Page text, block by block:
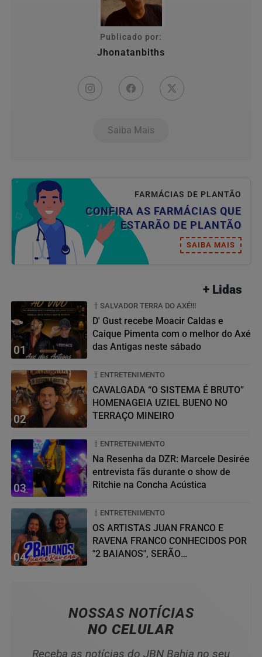
Publicado por:
Jhonatanbiths
Saiba Mais
FARMÁCIAS DE PLANTÃO
CONFIRA AS FARMÁCIAS QUE
ESTARÃO DE PLANTÃO
SAIBA MAIS
+ Lidas
01
SALVADOR TERRA DO AXÉ!!!
D' Gust recebe Moacir Caldas e
Caique Pimenta com o melhor do Axé
das Antigas neste sábado
02
ENTRETENIMENTO
CAVALGADA “O SISTEMA É BRUTO”
HOMENAGEIA UZIEL BUENO NO
TERRAÇO MINEIRO
03
ENTRETENIMENTO
Na Resenha da DZR: Marcele Desirée
entrevista fãs durante o show de
Ritchie na Concha Acústica
04
ENTRETENIMENTO
OS ARTISTAS JUAN FRANCO E
RAVENA FRANCO CONHECIDOS POR
"2 BAIANOS", SERÃO
NOSSAS NOTÍCIAS
NO CELULAR
Receba as notícias do JBN Bahia no seu